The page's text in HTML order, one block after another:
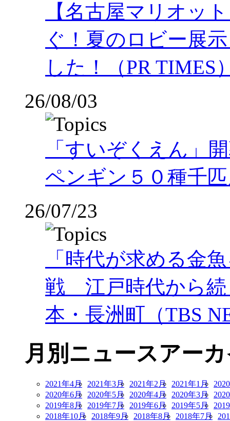
【名古屋マリオッ
ぐ！夏のロビー展
した！（PR TIMES
26/08/03
「すいぞくえん」
ペンギン５０種千
26/07/23
「時代が求める金
戦 江戸時代から
本・長洲町（TBS
月別ニュースアー
2021年4月 2021年3月 2021年2月 2021年1月
2020年6月
2020年5月 2020年4月 2020年3月
2019年8月
2019年7月 2019年6月 2019年5月
2018年10月
2018年9月 2018年8月 2018年7月